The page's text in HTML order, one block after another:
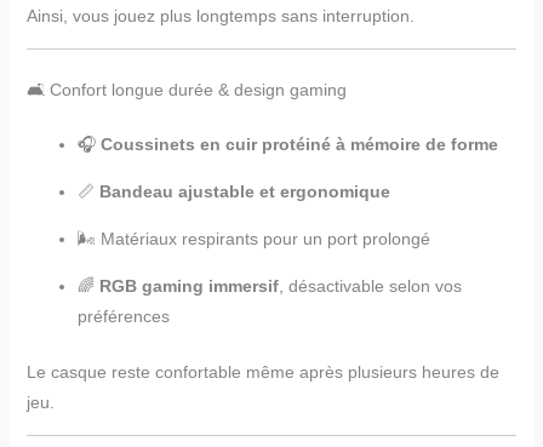
Ainsi, vous jouez plus longtemps sans interruption.
🛋️ Confort longue durée & design gaming
🎧 Coussinets en cuir protéiné à mémoire de forme
📏 Bandeau ajustable et ergonomique
🌬️ Matériaux respirants pour un port prolongé
🌈 RGB gaming immersif, désactivable selon vos
préférences
Le casque reste confortable même après plusieurs heures de
jeu.